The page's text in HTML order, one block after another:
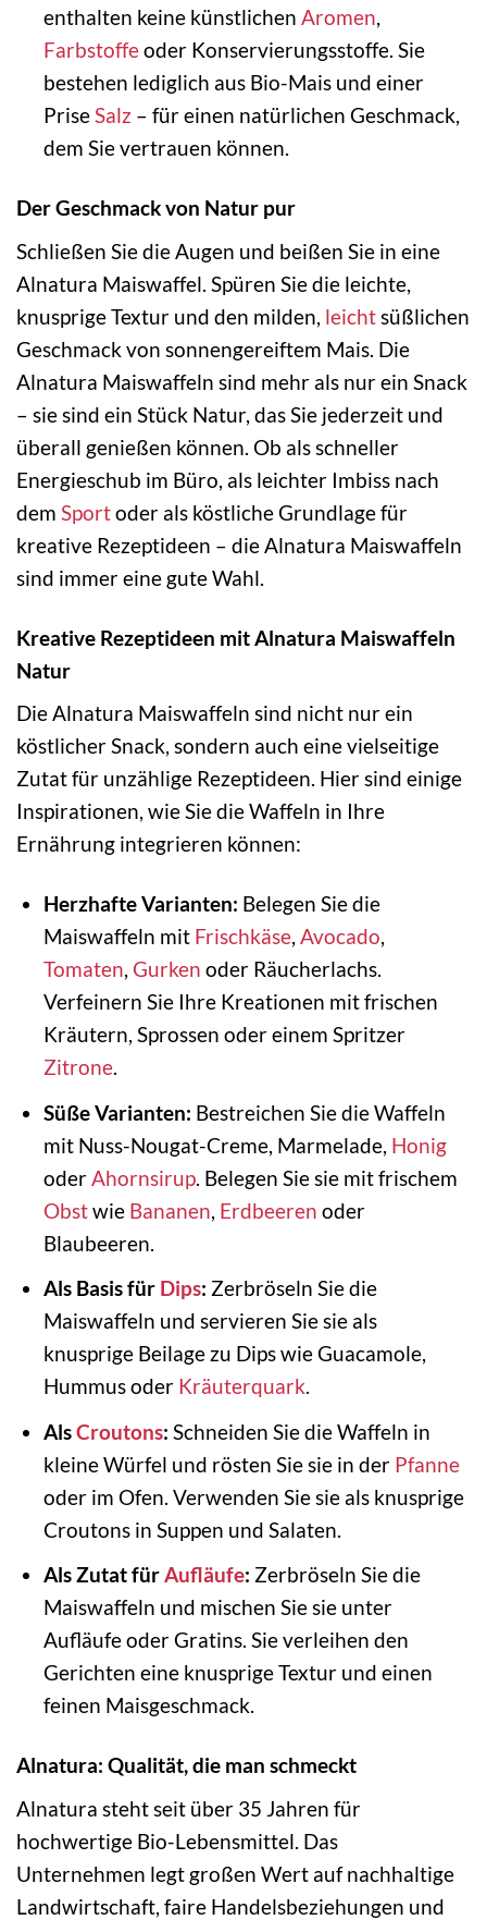
enthalten keine künstlichen Aromen,
Farbstoffeoder Konservierungsstoffe. Sie
bestehen lediglich aus Bio-Mais und einer
PriseSalz – für einen natürlichen Geschmack,
dem Sie vertrauen können.
Der Geschmack von Natur pur
Schließen Sie die Augen und beißen Sie in eine
Alnatura Maiswaffel. Spüren Sie die leichte,
knusprige Textur und den milden, leichtsüßlichen
Geschmack von sonnengereiftem Mais. Die
Alnatura Maiswaffeln sind mehr als nur ein Snack
– sie sind ein Stück Natur, das Sie jederzeit und
überall genießen können. Ob als schneller
Energieschub im Büro, als leichter Imbiss nach
dem Sportoder als köstliche Grundlage für
kreative Rezeptideen – die Alnatura Maiswaffeln
sind immer eine gute Wahl.
Kreative Rezeptideen mit Alnatura Maiswaffeln
Natur
Die Alnatura Maiswaffeln sind nicht nur ein
köstlicher Snack, sondern auch eine vielseitige
Zutat für unzählige Rezeptideen. Hier sind einige
Inspirationen, wie Sie die Waffeln in Ihre
Ernährung integrieren können:
Herzhafte Varianten: Belegen Sie die
Maiswaffeln mit Frischkäse, Avocado,
Tomaten, Gurken oder Räucherlachs.
Verfeinern Sie Ihre Kreationen mit frischen
Kräutern, Sprossen oder einem Spritzer
Zitrone.
Süße Varianten: Bestreichen Sie die Waffeln
mit Nuss-Nougat-Creme, Marmelade, Honig
oderAhornsirup. Belegen Sie sie mit frischem
Obstwie Bananen, Erdbeeren oder
Blaubeeren.
Als Basis für Dips: Zerbröseln Sie die
Maiswaffeln und servieren Sie sie als
knusprige Beilage zu Dips wie Guacamole,
Hummus oder Kräuterquark.
AlsCroutons: Schneiden Sie die Waffeln in
kleine Würfel und rösten Sie sie in der Pfanne
oder im Ofen. Verwenden Sie sie als knusprige
Croutons in Suppen und Salaten.
Als Zutat fürAufläufe: Zerbröseln Sie die
Maiswaffeln und mischen Sie sie unter
Aufläufe oder Gratins. Sie verleihen den
Gerichten eine knusprige Textur und einen
feinen Maisgeschmack.
Alnatura: Qualität, die man schmeckt
Alnatura steht seit über 35 Jahren für
hochwertige Bio-Lebensmittel. Das
Unternehmen legt großen Wert auf nachhaltige
Landwirtschaft, faire Handelsbeziehungen und